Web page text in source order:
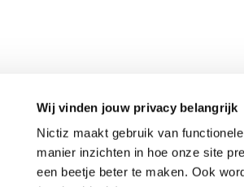
Wij vinden jouw privacy belangrijk
Nictiz maakt gebruik van
manier inzichten in hoe onze site
een beetje beter te maken. Ook
Populaire
– Informatiestandaarden
– Zibs